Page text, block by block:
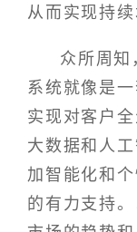
从而实现持续
众所周知
系统就像是
实现对客户
大数据和人
加智能化和
的有力支持